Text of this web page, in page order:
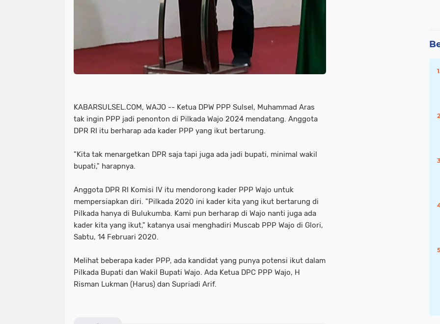
KABARSULSEL.COM, WAJO -- Ketua DPW PPP Sulsel, Muhammad Aras
tak ingin PPP jadi penonton di Pilkada Wajo 2024 mendatang. Anggota
DPR RI itu berharap ada kader PPP yang ikut bertarung.
"Kita tak menargetkan DPR saja tapi juga ada jadi bupati, minimal wakil
bupati," harapnya.
Anggota DPR RI Komisi IV itu mendorong kader PPP Wajo untuk
mempersiapkan diri. "Pilkada 2020 ini kader kita yang ikut bertarung di
Pilkada hanya di Bulukumba. Kami pun berharap di Wajo nanti juga ada
kader kita yang ikut," katanya usai menghadiri Muscab PPP Wajo di Glori,
Sabtu, 14 Februari 2020.
Melihat beberapa kader PPP, ada kandidat yang punya potensi ikut dalam
Pilkada Bupati dan Wakil Bupati Wajo. Ada Ketua DPC PPP Wajo, H
Risman Lukman (Harus) dan Supriadi Arif.